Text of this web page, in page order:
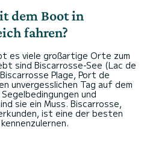
dem Boot in
fahren?
es viele großartige Orte zum
sind Biscarrosse-See (Lac de
Plage, Port de
unvergesslichen Tag auf dem
und
sie ein Muss. Biscarrosse,
ist eine der besten